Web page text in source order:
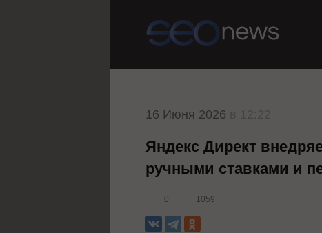
16 Июня 2026
Яндекс Директ
ручными ставками и
0 1059